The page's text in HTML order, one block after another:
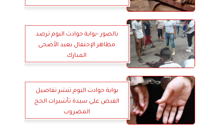
بالصور -بوابة حوادث اليوم ترصد
مظاهر الإحتفال بعيد الأضحى
المبارك
بوابة حوادث اليوم تنشر تفاصيل
القبض على سيدة تأشيرات الحج
المضروب